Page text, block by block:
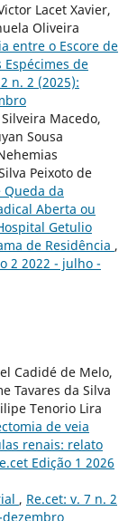
Lacet Xavier,
Oliveira
entre o Escore de
Espécimes de
n. 2 (2025):
Macedo,
Sousa
Peixoto de
Queda da
Aberta ou
Getulio
de Residência ,
2 2022 - julho -
Cadidé de Melo,
Tavares da Silva
Tenorio Lira
de veia
renais: relato
Edição 1 2026
, Re.cet: v. 7 n. 2
dezembro